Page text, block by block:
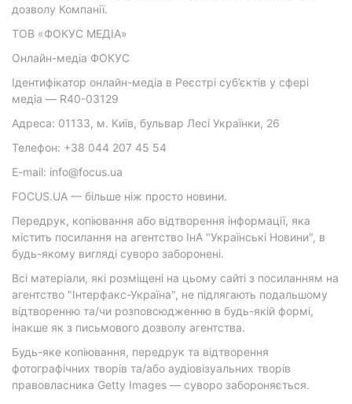
дозволу Компанії.
ТОВ «ФОКУС МЕДІА»
Онлайн-медіа ФОКУС
Ідентифікатор онлайн-медіа в Реєстрі суб’єктів у сфері
медіа — R40-03129
Адреса: 01133, м. Київ, бульвар Лесі Українки, 26
Телефон: +38 044 207 45 54
E-mail: info@focus.ua
FOCUS.UA — більше ніж просто новини.
Передрук, копіювання або відтворення інформації, яка
містить посилання на агентство ІнА "Українські Новини", в
будь-якому вигляді суворо заборонені.
Всі матеріали, які розміщені на цьому сайті з посиланням на
агентство "Інтерфакс-Україна", не підлягають подальшому
відтворенню та/чи розповсюдженню в будь-якій формі,
інакше як з письмового дозволу агентства.
Будь-яке копіювання, передрук та відтворення
фотографічних творів та/або аудіовізуальних творів
правовласника Getty Images — суворо забороняється.